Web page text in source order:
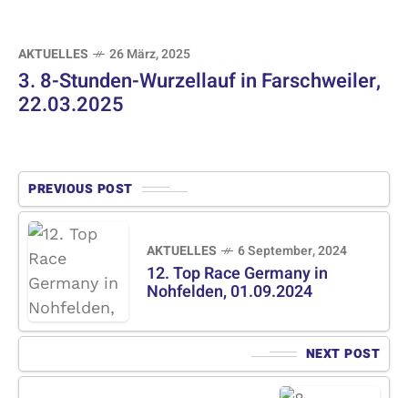
AKTUELLES 26 März, 2025
3. 8-Stunden-Wurzellauf in Farschweiler,
22.03.2025
PREVIOUS POST
AKTUELLES 6 September, 2024
12. Top Race Germany in
Nohfelden, 01.09.2024
NEXT POST